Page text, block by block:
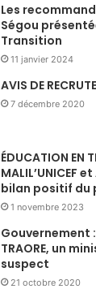
Les
Ségou
Transition
11 janvier 2024
AVIS DE
7 décembre 2020
ÉDUCATION EN
MALIL’UNICEF
bilan positif du
1 novembre 2023
Gouvernement
TRAORE, un
suspect
21 octobre 2020